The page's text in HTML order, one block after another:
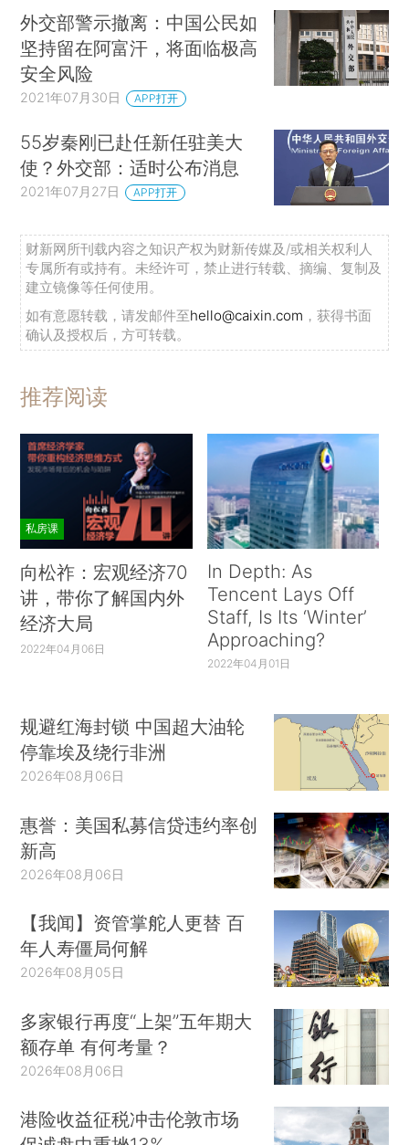
外交部警示撤离：中国公民如
坚持留在阿富汗，将面临极高
安全风险
2021年07月30日 APP打开
55岁秦刚已赴任新任驻美大
使？外交部：适时公布消息
2021年07月27日 APP打开
财新网所刊载内容之知识产权为财新传媒及/或相关权利人
专属所有或持有。未经许可，禁止进行转载、摘编、复制及
建立镜像等任何使用。
如有意愿转载，请发邮件至hello@caixin.com ，获得书面
确认及授权后，方可转载。
推荐阅读
私房课
向松祚：宏观经济70
讲，带你了解国内外
经济大局
2022年04月06日
In Depth: As
Tencent Lays Off
Staff, Is Its ‘Winter’
Approaching?
2022年04月01日
规避红海封锁 中国超大油轮
停靠埃及绕行非洲
2026年08月06日
惠誉：美国私募信贷违约率创
新高
2026年08月06日
【我闻】资管掌舵人更替 百
年人寿僵局何解
2026年08月05日
多家银行再度“上架”五年期大
额存单 有何考量？
2026年08月06日
港险收益征税冲击伦敦市场